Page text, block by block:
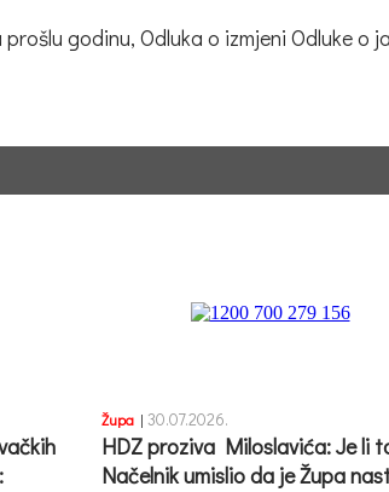
godinu, Odluka o izmjeni Odluke
Župa | 30.07.2026.
HDZ proziva Miloslavića: Je li
Načelnik umislio da je Župa